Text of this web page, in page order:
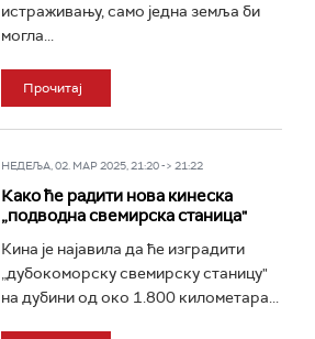
истраживању, само једна земља би
могла...
Прочитај
НЕДЕЉА, 02. МАР 2025, 21:20 -> 21:22
Како ће радити нова кинеска
„подводна свемирска станица"
Кина је најавила да ће изградити
„дубокоморску свемирску станицу"
на дубини од око 1.800 километара...